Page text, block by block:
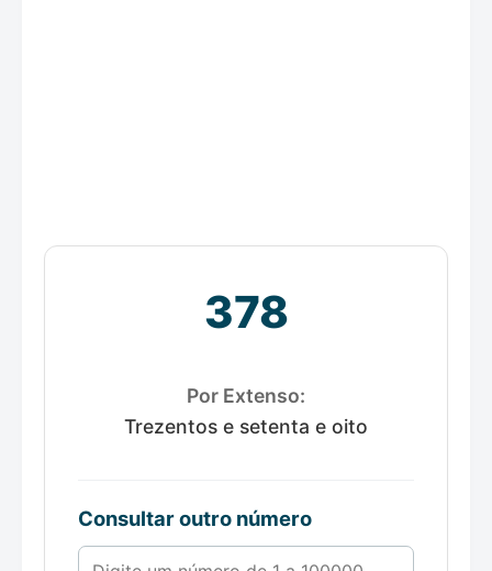
378
Por Extenso:
Trezentos e setenta e oito
Consultar outro número
Número de 1 a 100000